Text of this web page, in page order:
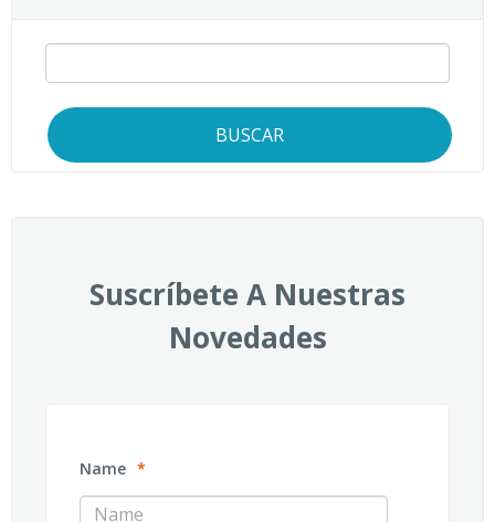
BUSCAR
Suscríbete A Nuestras
Novedades
Name *